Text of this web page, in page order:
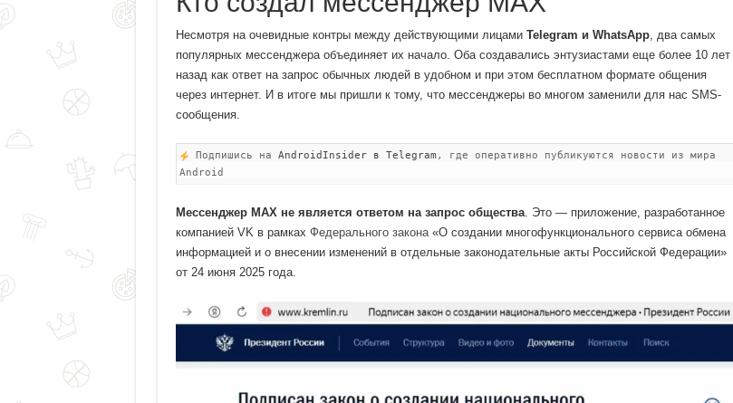
Несмотря на очевидные контры между действующими лицами Telegram и WhatsApp, два самых
популярных мессенджера объединяет их начало. Оба создавались энтузиастами еще более 10 лет
назад как ответ на запрос обычных людей в удобном и при этом бесплатном формате общения
через интернет. И в итоге мы пришли к тому, что мессенджеры во многом заменили для нас SMS-
сообщения.
Подпишись на AndroidInsider в Telegram , где оперативно публикуются новости из мира
Android
Мессенджер MAX не является ответом на запрос общества. Это — приложение, разработанное
компанией VK в рамках Федерального закона«О создании многофункционального сервиса обмена
информацией и о внесении изменений в отдельные законодательные акты Российской Федерации»
от 24 июня 2025 года.